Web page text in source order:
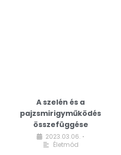
A szelén és a
pajzsmirigyműködés
összefüggése
2023.03.06. •
Életmód